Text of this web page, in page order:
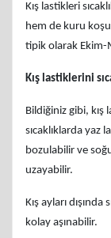
Kış lastikleri
hem de kuru
tipik olarak Ekim-
Kış lastiklerini
Bildiğiniz gibi,
sıcaklıklarda
bozulabilir ve
uzayabilir.
Kış ayları
kolay aşınabilir.